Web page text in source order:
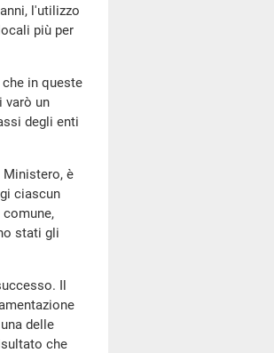
l'utilizzo
più per
in queste
varò un
degli enti
Ministero, è
ciascun
stati gli
Il
delle
che